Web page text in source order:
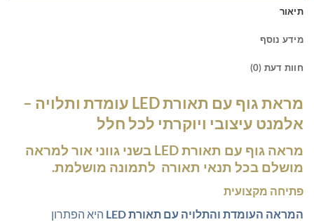
תיאור
מידע נוסף
חוות דעת (0)
מראת גוף עם תאורת LED עומדת ותלויה –
אלמנט עיצובי ויוקרתי לכל חלל
מראה גוף עם תאורת LED בשני גווני אור למראה
מושלם בכל תנאי תאורה לתמונה מושלמת.
פתיחה מקצועית
המראה העומדת והתלויה עם תאורת LED
היא הפתרון